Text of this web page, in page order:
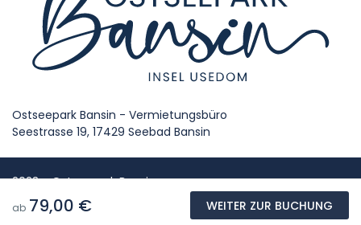
ab 79,00 € WEITER ZUR BUCHUNG
Ostseepark Bansin - Vermietungsbüro
Seestrasse 19, 17429 Seebad Bansin
2023 - Ostseepark Bansin
4 Sterne Ferienwohnungen - Willkommen im Urlaub!